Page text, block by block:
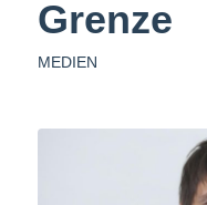
Grenze
MEDIEN